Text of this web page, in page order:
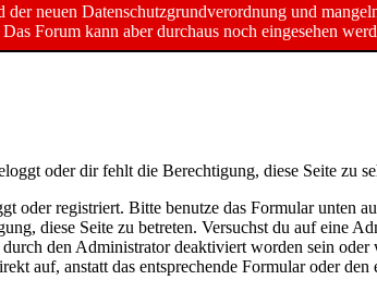
neuen Datenschutzgrundverordnung und
Forum kann aber durchaus noch eingesehen
oder dir fehlt die Berechtigung, diese Seite zu
oder registriert. Bitte benutze das Formular unten
diese Seite zu betreten. Versuchst du auf eine
den Administrator deaktiviert worden sein
auf, anstatt das entsprechende Formular oder